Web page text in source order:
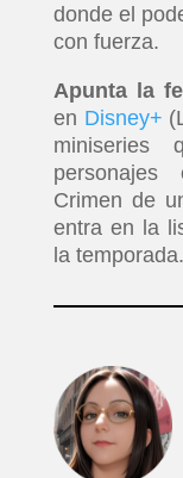
donde el
con fuerza.
Apunta la
en Disney+
miniseries
Crimen de
entra en la
la temporada.